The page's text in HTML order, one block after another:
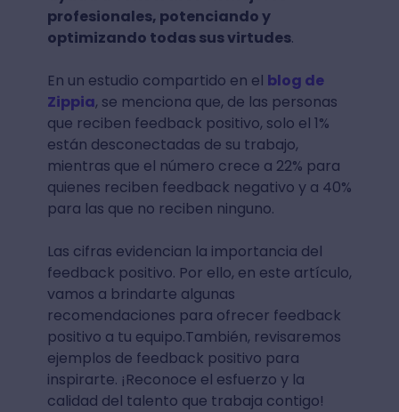
profesionales, potenciando y
optimizando todas sus virtudes.
En un estudio compartido en el blog de
Zippia, se menciona que, de las personas
que reciben feedback positivo, solo el 1%
están desconectadas de su trabajo,
mientras que el número crece a 22% para
quienes reciben feedback negativo y a 40%
para las que no reciben ninguno.
Las cifras evidencian la importancia del
feedback positivo. Por ello, en este artículo,
vamos a brindarte algunas
recomendaciones para ofrecer feedback
positivo a tu equipo.También, revisaremos
ejemplos de feedback positivo para
inspirarte. ¡Reconoce el esfuerzo y la
calidad del talento que trabaja contigo!